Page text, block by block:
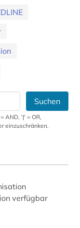
Suchen
AND, '|' = OR,
einzuschränken.
verfügbar